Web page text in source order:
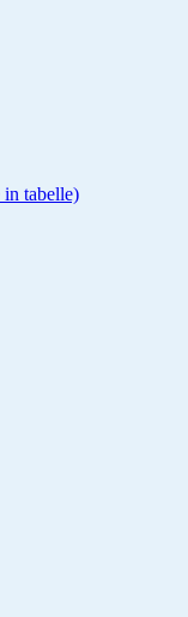
tabelle)